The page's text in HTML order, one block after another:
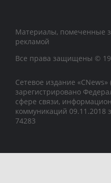
Материалы, помеченные
рекламой
Все права защищены ©
Сетевое издание
зарегистрировано
сфере связи,
коммуникаций
74283